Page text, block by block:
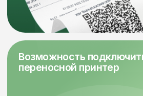
Внесение наличных